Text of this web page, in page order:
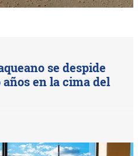
se despide
en la cima del